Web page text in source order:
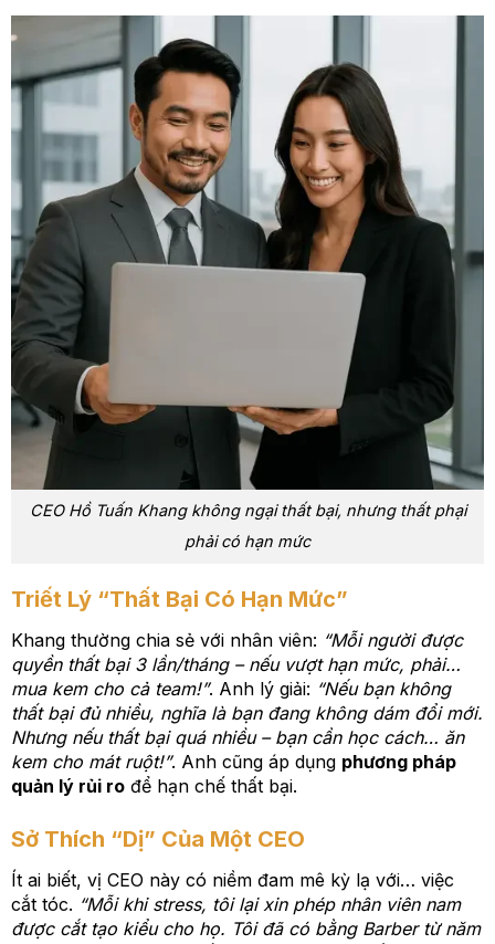
CEO Hồ Tuấn Khang không ngại thất bại, nhưng thất phại
phải có hạn mức
Triết Lý “Thất Bại Có Hạn Mức”
Khang thường chia sẻ với nhân viên: “Mỗi người được
quyền thất bại 3 lần/tháng – nếu vượt hạn mức, phải…
mua kem cho cả team!”. Anh lý giải: “Nếu bạn không
thất bại đủ nhiều, nghĩa là bạn đang không dám đổi mới.
Nhưng nếu thất bại quá nhiều – bạn cần học cách… ăn
kem cho mát ruột!”. Anh cũng áp dụng phương pháp
quản lý rủi rođể hạn chế thất bại.
Sở Thích “Dị” Của Một CEO
Ít ai biết, vị CEO này có niềm đam mê kỳ lạ với… việc
cắt tóc. “Mỗi khi stress, tôi lại xin phép nhân viên nam
được cắt tạo kiểu cho họ. Tôi đã có bằng Barber từ năm